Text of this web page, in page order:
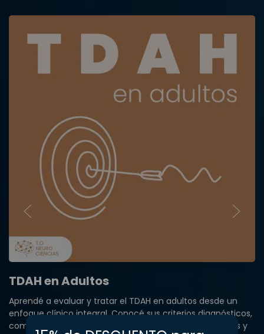
TDAH en Adultos
Aprendé a evaluar y tratar el TDAH en adultos desde un
enfoque clínico integral. Conocé sus criterios diagnósticos,
comorbilidades y estrategias de intervención cognitivas y